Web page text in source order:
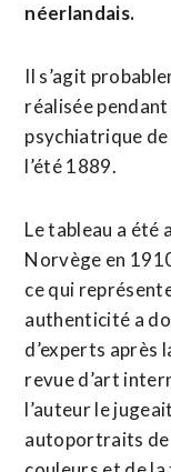
néerlandais.
Il s’agit
réalisée
psychiatrique
l’été 1889.
Le tableau a été
Norvège en
ce qui
authenticité a
d’experts après
revue d’art
l’auteur le
autoportraits de